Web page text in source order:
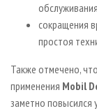
сокращения
простоя
Также отмечено,
применения Mobil
заметно повысился